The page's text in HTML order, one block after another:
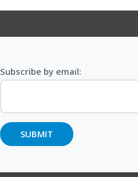
Subscribe by email: